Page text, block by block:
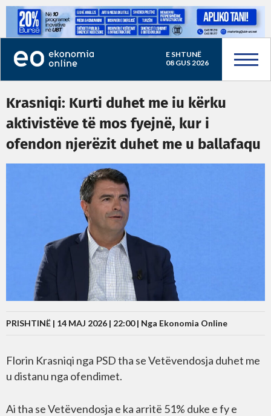
E SHTUNË
08 GUS 2026
Krasniqi: Kurti duhet me iu kërku
aktivistëve të mos fyejnë, kur i
ofendon njerëzit duhet me u ballafaqu
PRISHTINË | 14 MAJ 2026 | 22:00 | Nga Ekonomia Online
Florin Krasniqi nga PSD tha se Vetëvendosja duhet me
u distanu nga ofendimet.
Ai tha se Vetëvendosja e ka arritë 51% duke e fy e